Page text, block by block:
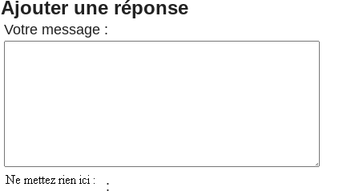
Ajouter une réponse
Votre message :
: